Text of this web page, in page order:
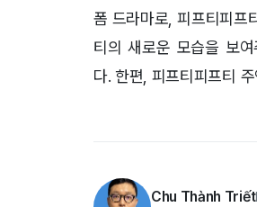
폼 드라마로, 피프티피프
티의 새로운 모습을 보
다. 한편, 피프티피프티
Chu Thành Triết